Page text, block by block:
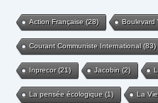
Action Française (28) Boulevard
Courant Communiste International(83)
Inprecor(21) Jacobin (2)
La pensée écologique (1) La